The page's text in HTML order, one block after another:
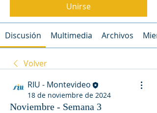
Unirse
Discusión Multimedia Archivos
Volver
RIU - Montevideo
18 de noviembre de 2024
Noviembre - Semana 3